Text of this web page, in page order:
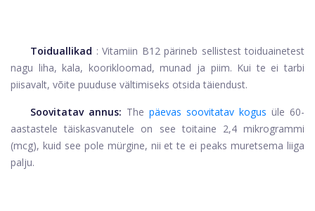
Toiduallikad : Vitamiin B12 pärineb sellistest toiduainetest
nagu liha, kala, koorikloomad, munad ja piim. Kui te ei tarbi
piisavalt, võite puuduse vältimiseks otsida täiendust.
Soovitatav annus: The päevas soovitatav kogus üle 60-
aastastele täiskasvanutele on see toitaine 2,4 mikrogrammi
(mcg), kuid see pole mürgine, nii et te ei peaks muretsema liiga
palju.